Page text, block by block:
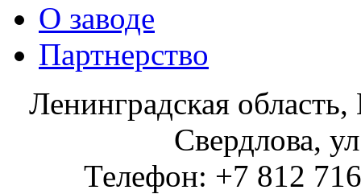
О заводе
Партнерство
Ленинградская
Свердлова,
Телефон: +7 812